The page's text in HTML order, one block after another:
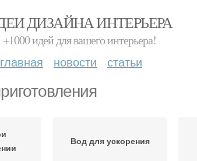
ДИЗАЙНА ИНТЕРЬЕРА
+1000 идей для вашего интерьера!
главная новости статьи
Вод для ускорения